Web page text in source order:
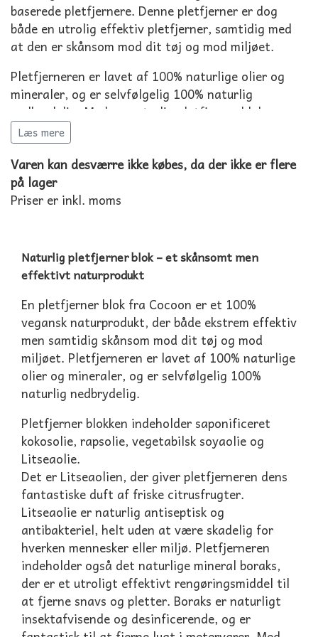
baserede pletfjernere. Denne pletfjerner er dog
både en utrolig effektiv pletfjerner, samtidig med
at den er skånsom mod dit tøj og mod miljøet.
Pletfjerneren er lavet af 100% naturlige olier og
mineraler, og er selvfølgelig 100% naturlig
nedbrydelig. Med en naturlig pletfjerner blok
behøver du ikke bekymre dig om farlige eller
miljøskadelige kemikalier for dig eller miljøet – for
dem er der ingen af.
Det er ren magi – naturlig magi.
Læs mere
Varen kan desværre ikke købes, da der ikke er flere
på lager
Priser er inkl. moms
Naturlig pletfjerner blok – et skånsomt men
effektivt naturprodukt
En pletfjerner blok fra Cocoon er et 100%
vegansk naturprodukt, der både ekstrem effektiv
men samtidig skånsom mod dit tøj og mod
miljøet. Pletfjerneren er lavet af 100% naturlige
olier og mineraler, og er selvfølgelig 100%
naturlig nedbrydelig.
Pletfjerner blokken indeholder saponificeret
kokosolie, rapsolie, vegetabilsk soyaolie og
Litseaolie.
Det er Litseaolien, der giver pletfjerneren dens
fantastiske duft af friske citrusfrugter.
Litseaolie er naturlig antiseptisk og
antibakteriel, helt uden at være skadelig for
hverken mennesker eller miljø. Pletfjerneren
indeholder også det naturlige mineral boraks,
der er et utroligt effektivt rengøringsmiddel til
at fjerne snavs og pletter. Boraks er naturligt
insektafvisende og desinficerende, og er